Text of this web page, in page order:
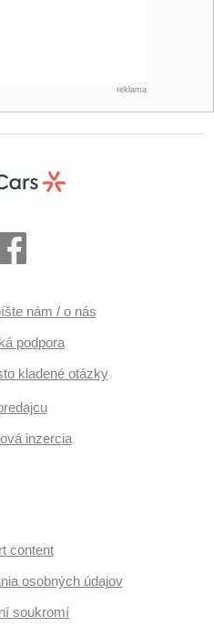
reklama
nám / o nás
podpora
kladené otázky
inzercia
content
osobných údajov
soukromí